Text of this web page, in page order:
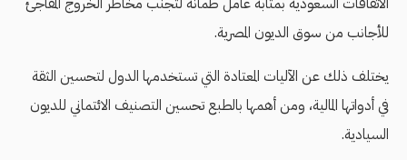
للأجانب من سوق الديون المصرية.
يختلف ذلك عن الآليات المعتادة التي تستخدمها الدول لتحسين الثقة
في أدواتها المالية، ومن أهمها بالطبع تحسين التصنيف الائتماني للديون
السيادية.